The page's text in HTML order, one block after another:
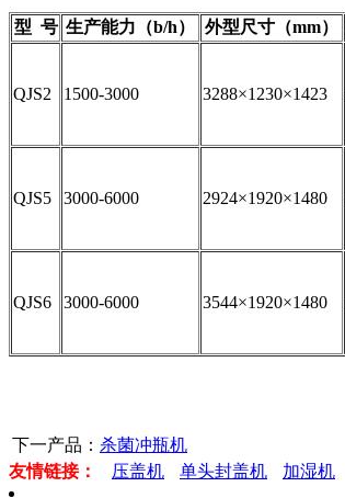
型 号 生产能力（b/h） 外型尺寸（mm）
QJS2 1500-3000 3288×1230×1423
QJS5 3000-6000 2924×1920×1480
QJS6 3000-6000 3544×1920×1480
下一产品： 杀菌冲瓶机
友情链接：
压盖机 单头封盖机 加湿机